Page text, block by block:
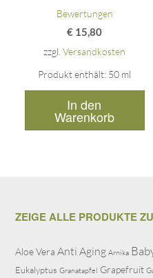
Bewertungen
€ 15,80
zzgl.Versandkosten
Produkt enthält: 50 ml
In den
Warenkorb
ZEIGE ALLE PRODUKTE
Aloe Vera Anti Aging Arnika
Eukalyptus Granatapfel Grapefruit